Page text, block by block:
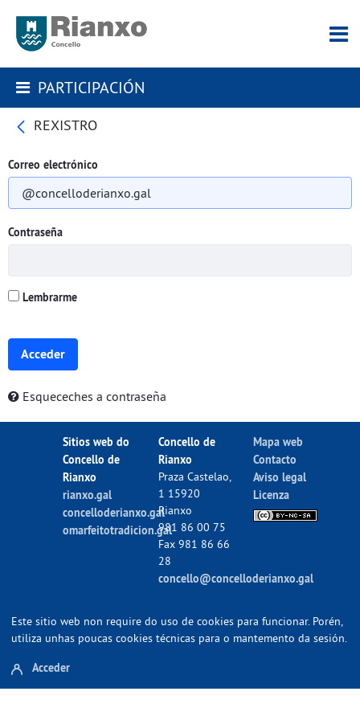
PARTICIPACIÓN
REXISTRO
Correo electrónico
Contraseña
Lembrarme
Acceder
Esqueceches a contraseña
Sitios web do
Concello de
Rianxo
rianxo.gal
concelloderianxo.gal
omarfeitotradicion.gal
Concello de
Rianxo
Praza Castelao,
1 15920
Rianxo
981 86 00 75
Fax 981 86 66
28
concello@concelloderianxo.gal
Mapa web
Contacto
Aviso legal
Licenza
Este sitio web non require do uso de cookies para funcionar. Porén,
utiliza unhas poucas cookies técnicas para o mantemento da sesión.
Acceder